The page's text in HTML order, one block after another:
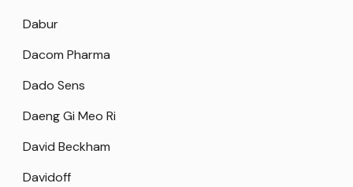
Dabur
Dacom Pharma
Dado Sens
Daeng Gi Meo Ri
David Beckham
Davidoff